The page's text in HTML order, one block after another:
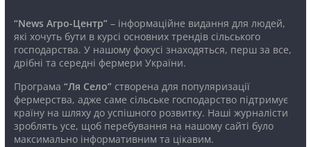
“News Агро-Центр”– інформаційне видання для людей,
які хочуть бути в курсі основних трендів сільського
господарства. У нашому фокусі знаходяться, перш за все,
дрібні та середні фермери України.
Програма “Ля Село”створена для популяризації
фермерства, адже саме сільське господарство підтримує
країну на шляху до успішного розвитку. Наші журналісти
зроблять усе, щоб перебування на нашому сайті було
максимально інформативним та цікавим.